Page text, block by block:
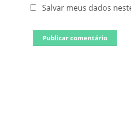
Salvar meus dados